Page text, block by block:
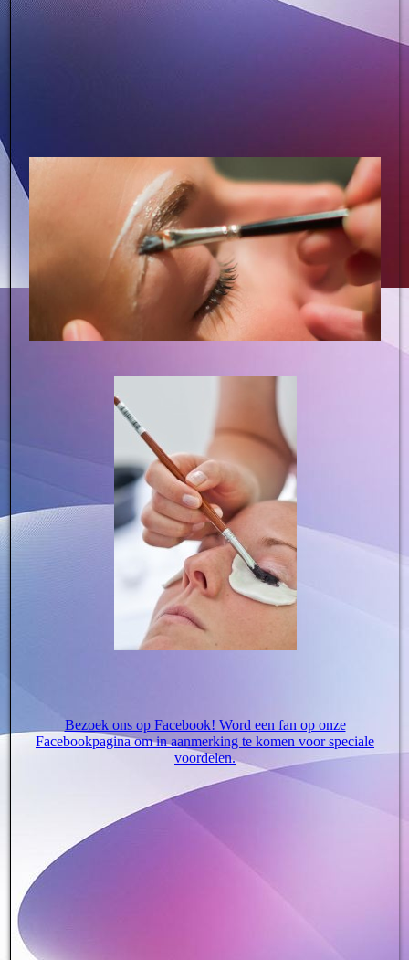
Bezoek ons op Facebook! Word een fan op onze
Facebookpagina om in aanmerking te komen voor speciale
voordelen.